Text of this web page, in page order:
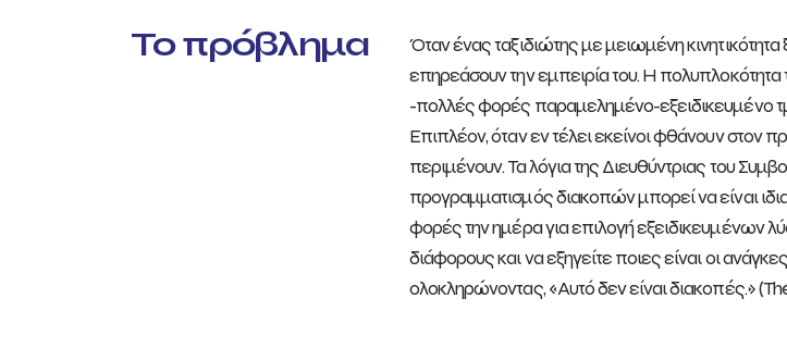
Το πρόβλημα
Όταν ένας ταξιδιώτης με μειωμένη
επηρεάσουν την εμπειρία του. Η πολυπλοκότητα
-πολλές φορές παραμελημένο-εξειδικευμένο
Επιπλέον, όταν εν τέλει εκείνοι φθάνουν στον
περιμένουν. Τα λόγια της Διευθύντριας του
προγραμματισμός διακοπών μπορεί να είναι
φορές την ημέρα για επιλογή εξειδικευμένων
διάφορους και να εξηγείτε ποιες είναι οι
ολοκληρώνοντας, «Αυτό δεν είναι διακοπές.»